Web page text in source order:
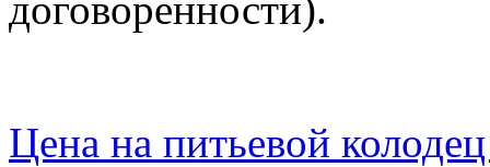
Цена на питьевой